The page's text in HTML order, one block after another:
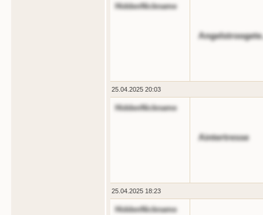
HiddenNickname
25.04.2025 20:03
HiddenNickname
Aintertresse
25.04.2025 18:23
HiddenNickname